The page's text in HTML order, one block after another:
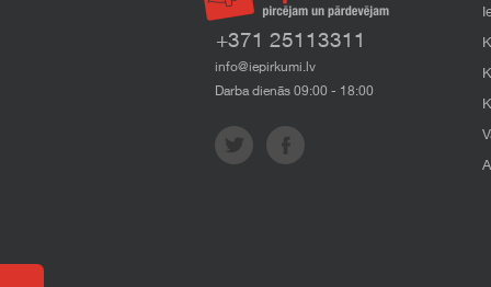
+371 25113311
info@iepirkumi.lv
Darba dienās 09:00 - 18:00